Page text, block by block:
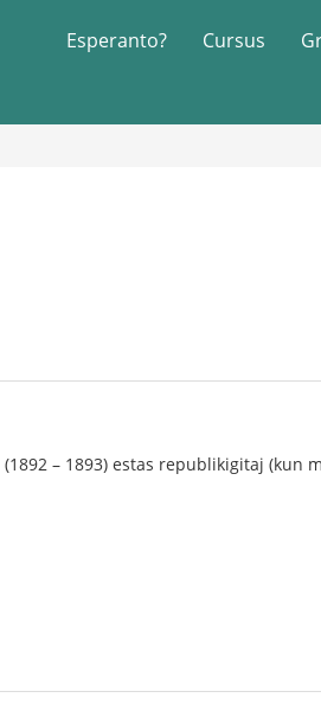
Esperanto? Cursus
(1892 – 1893) estas republikigitaj (kun